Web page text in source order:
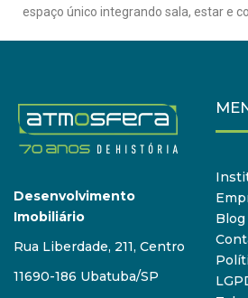
espaço único integrando sala, estar e
Desenvolvimento
Imobiliário
Rua Liberdade, 211, Centro
11690-186 Ubatuba/SP
Blog